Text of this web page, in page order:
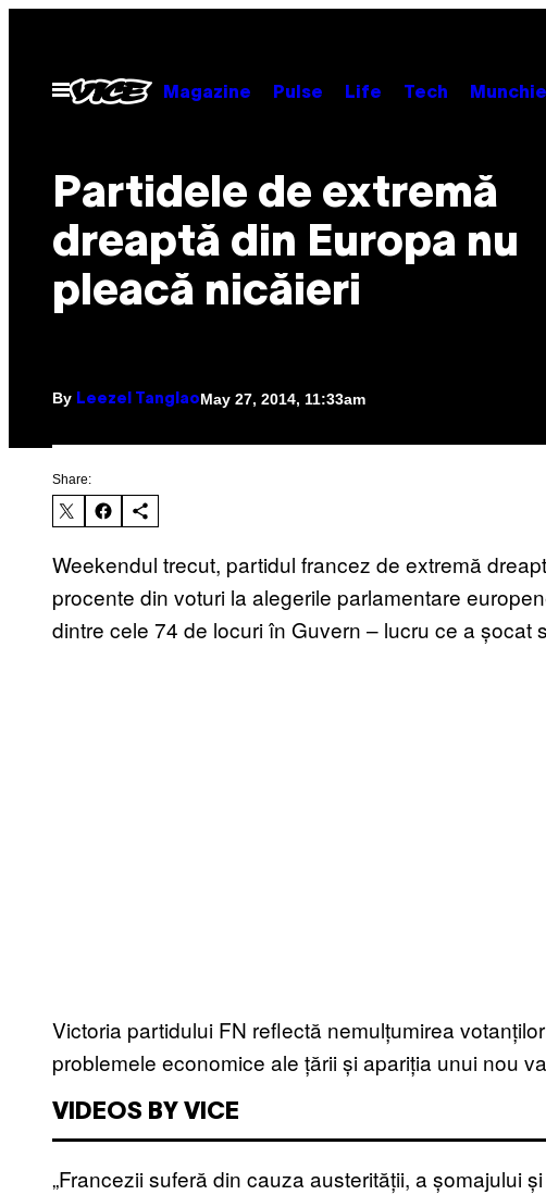
contentOpen
Menu
Magazine Pulse Life Tech
Partidele de extremă
dreaptă din Europa nu
pleacă nicăieri
By Leezel TanglaoMay 27, 2014, 11:33am
Share:
Weekendul trecut, partidul francez de extremă
procente din voturi la alegerile parlamentare
dintre cele 74 de locuri în Guvern – lucru ce a șocat
Victoria partidului FN reflectă nemulțumirea
problemele economice ale țării și apariția unui nou
VIDEOS BY VICE
„Francezii suferă din cauza austerității, a șomajului